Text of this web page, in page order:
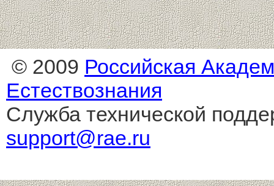
© 2009 Российская
Естествознания
Служба технической
support@rae.ru